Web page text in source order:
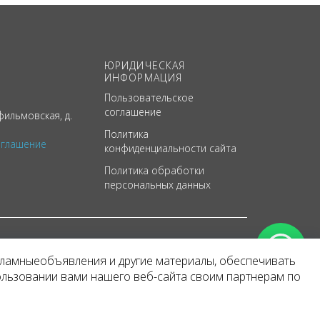
д.
ЮРИДИЧЕСКАЯ
ИНФОРМАЦИЯ
Пользовательское
соглашение
Политика
конфиденциальности сайта
Политика обработки
персональных данных
и другие материалы, обеспечивать
вами нашего веб-сайта своим партнерам по